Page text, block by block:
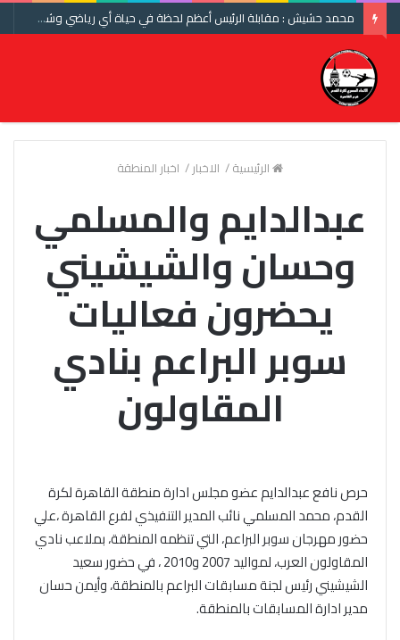
محمد حشيش : مقابلة الرئيس أعظم لحظة في حياة أي رياضي وشكرا اتحاد الكرة ومنتخب مصر
الرئيسية/ الاخبار/ اخبار المنطقة
عبدالدايم والمسلمي
وحسان والشيشيني
يحضرون فعاليات
سوبر البراعم بنادي
المقاولون
حرص نافع عبدالدايم عضو مجلس ادارة منطقة القاهرة لكرة
القدم، محمد المسلمي نائب المدير التنفيذي لفرع القاهرة ،علي
حضور مهرجان سوبر البراعم، التي تنظمه المنطقة، بملاعب نادي
المقاولون العرب، لمواليد 2007 و2010 ، في حضور سعيد
الشيشيني رئيس لجنة مسابقات البراعم بالمنطقة، وأيمن حسان
مدير ادارة المسابقات بالمنطقة.